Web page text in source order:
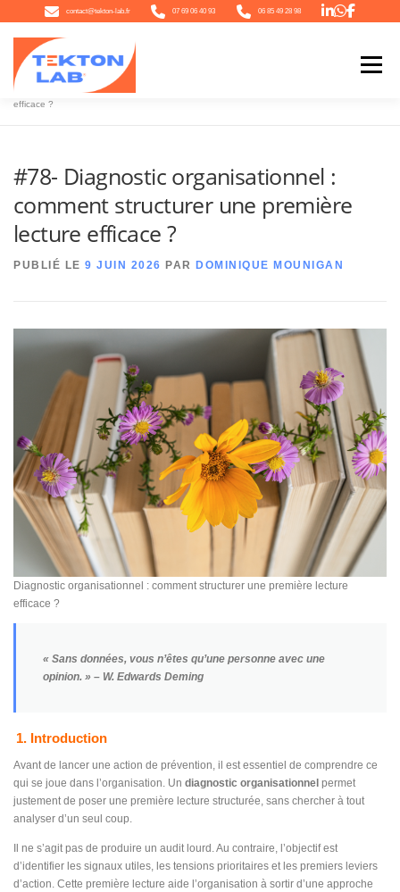
contact@tekton-lab.fr 07 69 06 40 93 06 85 49 28 98
au
contenu
Menu
CONTACT
Accueil
#78- Diagnostic organisationnel : comment structurer une première lecture
efficace ?
#78- Diagnostic organisationnel :
comment structurer une première
lecture efficace ?
PUBLIÉ LE 9 JUIN 2026 PAR DOMINIQUE MOUNIGAN
Diagnostic organisationnel : comment structurer une première lecture
efficace ?
« Sans données, vous n’êtes qu’une personne avec une
opinion. » – W. Edwards Deming
1. Introduction
Avant de lancer une action de prévention, il est essentiel de comprendre ce
qui se joue dans l’organisation. Un diagnostic organisationnel permet
justement de poser une première lecture structurée, sans chercher à tout
analyser d’un seul coup.
Il ne s’agit pas de produire un audit lourd. Au contraire, l’objectif est
d’identifier les signaux utiles, les tensions prioritaires et les premiers leviers
d’action. Cette première lecture aide l’organisation à sortir d’une approche